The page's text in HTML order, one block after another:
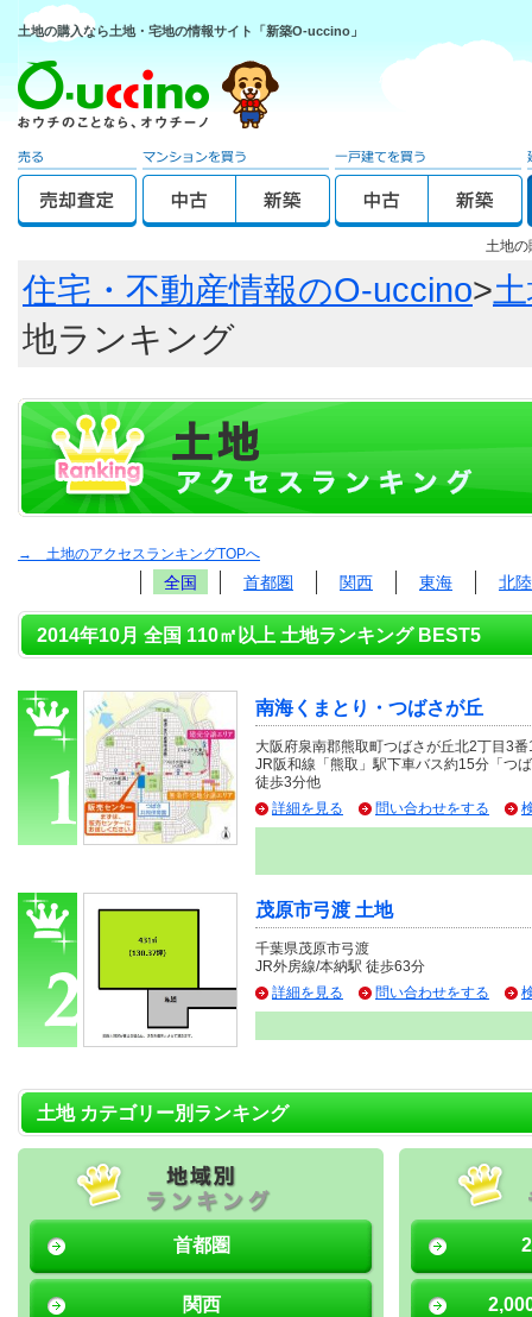
土地の購入なら土地・宅地の情報サイト「新築O-uccino」
土地
住宅・不動産情報のO-uccino>
地ランキング
→ 土地のアクセスランキングTOPへ
全国 首都圏 関西 東海 北
2014年10月 全国 110㎡以上 土地ランキング BEST5
南海くまとり・つばさが丘
大阪府泉南郡熊取町つばさが丘北2丁目3
JR阪和線「熊取」駅下車バス約15分「つ
徒歩3分他
詳細を見る
問い合わせをする
茂原市弓渡 土地
千葉県茂原市弓渡
JR外房線/本納駅 徒歩63分
詳細を見る
問い合わせをする
土地 カテゴリー別ランキング
首都圏
関西